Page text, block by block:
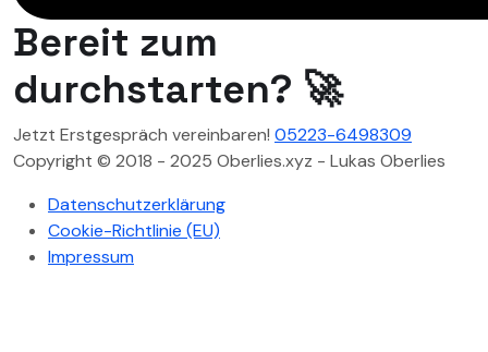
Bereit zum
durchstarten? 🚀
Jetzt Erstgespräch vereinbaren! 05223-6498309
Copyright © 2018 - 2025 Oberlies.xyz - Lukas Oberlies
Datenschutzerklärung
Cookie-Richtlinie (EU)
Impressum